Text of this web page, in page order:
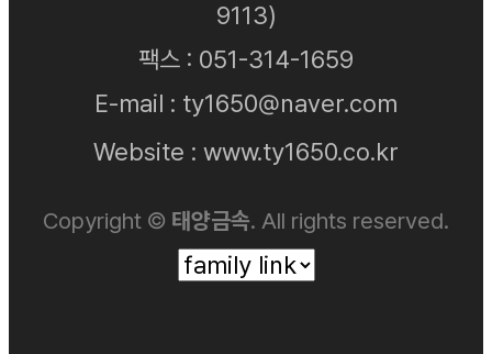
9113)
팩스 : 051-314-1659
E-mail : ty1650@naver.com
Website : www.ty1650.co.kr
Copyright © 태양금속. All rights reserved.